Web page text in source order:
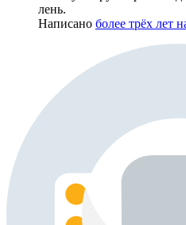
лень.
Написано более трёх лет